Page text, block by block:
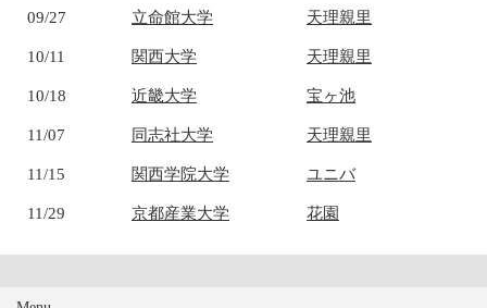
09/27 立命館大学 天理親里
10/11 関西大学 天理親里
10/18 近畿大学 宝ヶ池
11/07 同志社大学 天理親里
11/15 関西学院大学 ユニバ
11/29 京都産業大学 花園